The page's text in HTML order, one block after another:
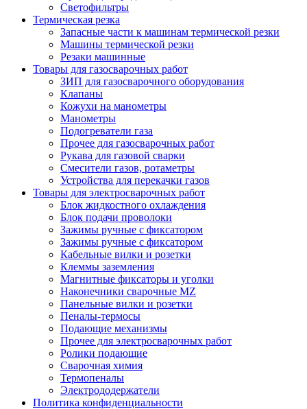
Светофильтры
Термическая резка
Запасные части к машинам термической резки
Машины термической резки
Резаки машинные
Товары для газосварочных работ
ЗИП для газосварочного оборудования
Клапаны
Кожухи на манометры
Манометры
Подогреватели газа
Прочее для газосварочных работ
Рукава для газовой сварки
Смесители газов, ротаметры
Устройства для перекачки газов
Товары для электросварочных работ
Блок жидкостного охлаждения
Блок подачи проволоки
Зажимы ручные с фиксатором
Зажимы ручные с фиксатором
Кабельные вилки и розетки
Клеммы заземления
Магнитные фиксаторы и уголки
Наконечники сварочные MZ
Панельные вилки и розетки
Пеналы-термосы
Подающие механизмы
Прочее для электросварочных работ
Ролики подающие
Сварочная химия
Термопеналы
Электрододержатели
Политика конфиденциальности